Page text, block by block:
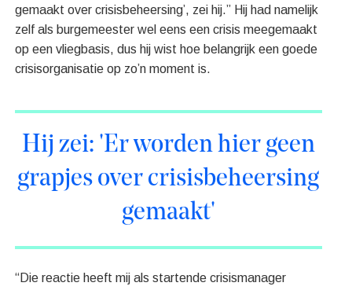
gemaakt over crisisbeheersing’, zei hij.” Hij had namelijk
zelf als burgemeester wel eens een crisis meegemaakt
op een vliegbasis, dus hij wist hoe belangrijk een goede
crisisorganisatie op zo’n moment is.
Hij zei: 'Er worden hier geen
grapjes over crisisbeheersing
gemaakt'
“Die reactie heeft mij als startende crisismanager